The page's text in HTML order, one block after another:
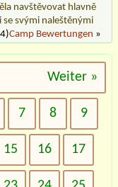
navštěvovat hlavně
se svými naleštěnými
Camp Bewertungen »
Weiter »
7 8 9
15 16 17